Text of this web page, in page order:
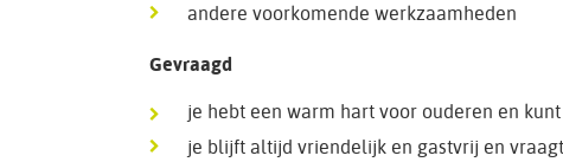
andere voorkomende werkzaamheden
Gevraagd
je hebt een warm hart voor ouderen en
je blijft altijd vriendelijk en gastvrij en